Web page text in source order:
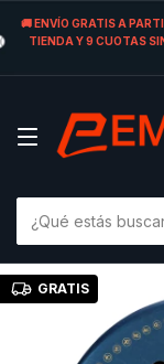
🚚 ENVÍO GRATIS A
TIENDA Y 9 CUOTAS
GRATIS